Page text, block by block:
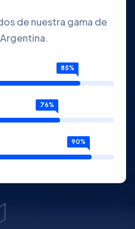
de nuestra gama de
85%
76%
90%